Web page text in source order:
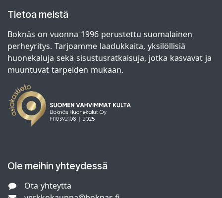
Tietoa meistä
Boknäs on vuonna 1996 perustettu suomalainen
perheyritys. Tarjoamme laadukkaita, yksilöllisiä
huonekaluja sekä sisustusratkaisuja, jotka kasvavat ja
muuntuvat tarpeiden mukaan.
Ole meihin yhteydessä
Ota yhteyttä